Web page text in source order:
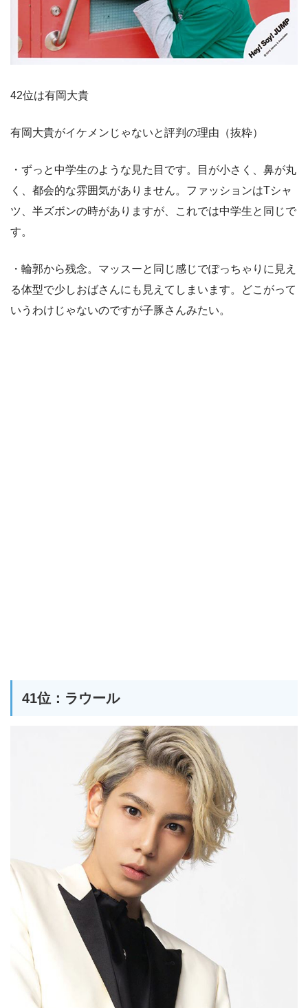
42位は有岡大貴
有岡大貴がイケメンじゃないと評判の理由（抜粋）
・ずっと中学生のような見た目です。目が小さく、鼻が丸
く、都会的な雰囲気がありません。ファッションはTシャ
ツ、半ズボンの時がありますが、これでは中学生と同じで
す。
・輪郭から残念。マッスーと同じ感じでぽっちゃりに見え
る体型で少しおばさんにも見えてしまいます。どこがって
いうわけじゃないのですが子豚さんみたい。
41位：ラウール